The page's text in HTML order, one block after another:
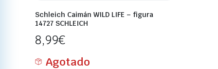
Schleich Caimán WILD LIFE – figura
14727 SCHLEICH
8,99€
Agotado